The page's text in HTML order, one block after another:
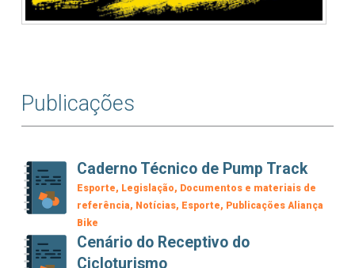
Publicações
Caderno Técnico de Pump Track
Esporte Legislação
Documentos e materiais de
referência
Notícias Esporte
Publicações Aliança
Bike
Cenário do Receptivo do
Cicloturismo